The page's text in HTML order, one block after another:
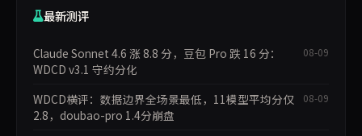
最新测评
Claude Sonnet 4.6 涨 8.8 分，豆包 Pro 跌 16 分：
WDCD v3.1 守约分化
08-09
WDCD横评：数据边界全场景最低，11模型平均分仅
2.8，doubao-pro 1.4分崩盘
08-09